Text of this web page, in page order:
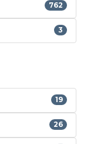
762
3
19
26